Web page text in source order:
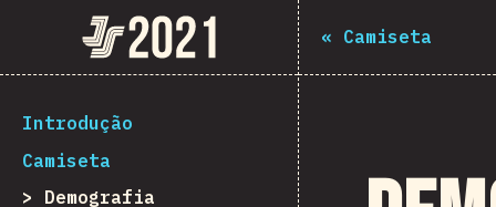
The State of JS 2021
[pt-BR] general.back_to_intro
Introdução
Camiseta
Demografia
« Camiseta
Navigated to The State of JS 2021